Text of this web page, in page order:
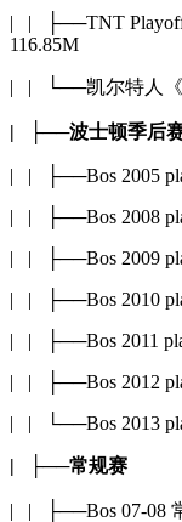
| | ├──TNT Playoffs
116.85M
| | └──凯尔特人《
| ├──波士顿季后
| | ├──Bos 2005
| | ├──Bos 2008
| | ├──Bos 2009
| | ├──Bos 2010
| | ├──Bos 2011
| | ├──Bos 2012
| | └──Bos 2013
| ├──常规赛
| | ├──Bos 07-08